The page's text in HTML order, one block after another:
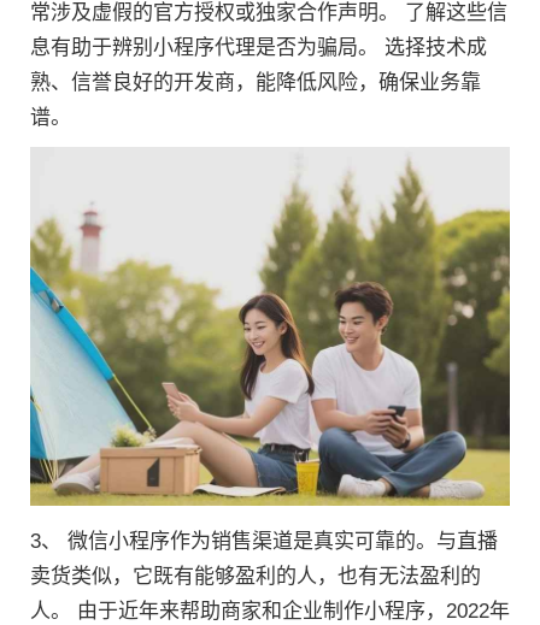
常涉及虚假的官方授权或独家合作声明。 了解这些信
息有助于辨别小程序代理是否为骗局。 选择技术成
熟、信誉良好的开发商，能降低风险，确保业务靠
谱。
3、 微信小程序作为销售渠道是真实可靠的。与直播
卖货类似，它既有能够盈利的人，也有无法盈利的
人。 由于近年来帮助商家和企业制作小程序，2022年